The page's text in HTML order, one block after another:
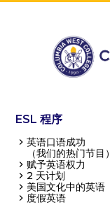
ESL 程序
英语口语成功
（我们的热门节目）
赋予英语权力
2 天计划
美国文化中的英语
度假英语